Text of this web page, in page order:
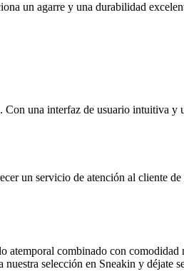
un agarre y una durabilidad
una interfaz de usuario intuitiva y
un servicio de atención al cliente
combinado con
selección en Sneakin y déjate